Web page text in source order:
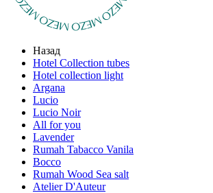
Назад
Hotel Collection tubes
Hotel collection light
Argana
Lucio
Lucio Noir
All for you
Lavender
Rumah Tabacco Vanila
Bocco
Rumah Wood Sea salt
Atelier D'Auteur